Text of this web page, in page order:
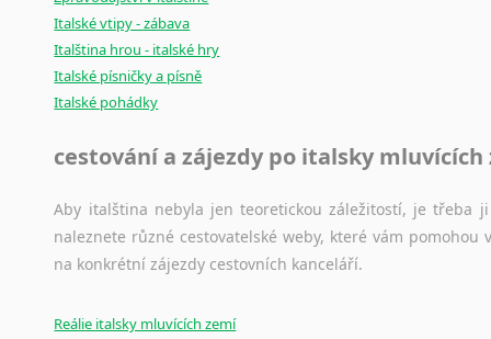
Italské vtipy - zábava
Italština hrou - italské hry
Italské písničky a písně
Italské pohádky
cestování a zájezdy po italsky mluvících
Aby italština nebyla jen teoretickou záležitostí, je třeba
naleznete různé cestovatelské weby, které vám
na konkrétní zájezdy cestovních kanceláří.
Reálie italsky mluvících zemí